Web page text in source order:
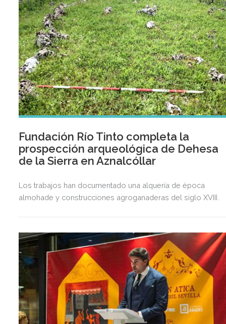
Fundación Río Tinto completa la
prospección arqueológica de Dehesa
de la Sierra en Aznalcóllar
Los trabajos han documentado una alquería de época
almohade y construcciones agroganaderas del siglo XVIII.